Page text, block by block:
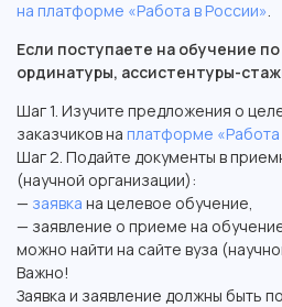
на платформе «Работа в России».
Если поступаете на обучение
ординатуры, ассистентуры-
Шаг 1. Изучите предложения о
заказчиков на платформе «Работа
Шаг 2. Подайте документы в
(научной организации):
— заявка на целевое обучение,
— заявление о приеме на
можно найти на сайте вуза
Важно!
Заявка и заявление должны быть